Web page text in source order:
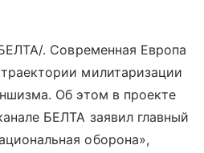
. Современная Европа
милитаризации
Об этом в проекте
БЕЛТА заявил главный
оборона»,